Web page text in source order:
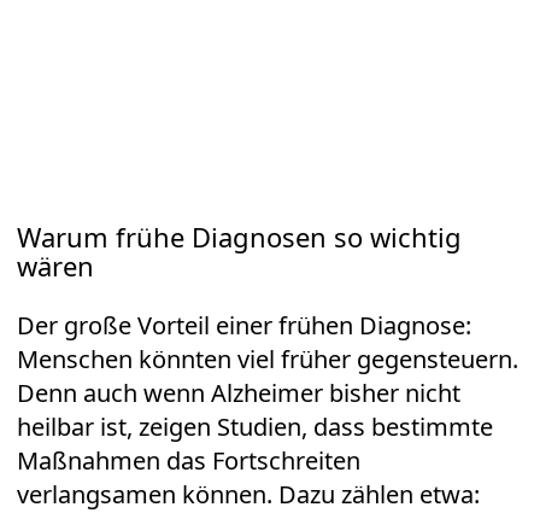
Warum frühe Diagnosen so wichtig
wären
Der große Vorteil einer frühen Diagnose:
Menschen könnten viel früher gegensteuern.
Denn auch wenn Alzheimer bisher nicht
heilbar ist, zeigen Studien, dass bestimmte
Maßnahmen das Fortschreiten
verlangsamen können. Dazu zählen etwa: